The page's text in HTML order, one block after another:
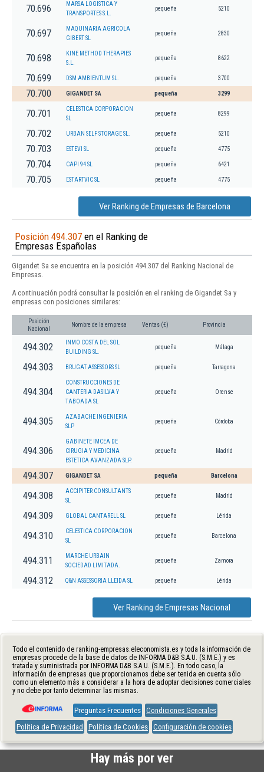
70.696
MARSA LOGISTICA Y
TRANSPORTES S.L.
pequeña 5210
70.697
MAQUINARIA AGRICOLA
GIBERT SL
pequeña 2830
70.698
KINE METHOD THERAPIES
S.L.
pequeña 8622
70.699 DSM AMBIENTUM SL. pequeña 3700
70.700 GIGANDET SA pequeña 3299
70.701
CELESTICA CORPORACION
SL
pequeña 8299
70.702 URBAN SELF STORAGE SL. pequeña 5210
70.703 ESTEVI SL pequeña 4775
70.704 CAPI 94 SL pequeña 6421
70.705 ESTARTVIC SL pequeña 4775
Ver Ranking de Empresas de Barcelona
Posición 494.307 en el Ranking de
Empresas Españolas
Gigandet Sa se encuentra en la posición 494.307 del Ranking Nacional de
Empresas.
A continuación podrá consultar la posición en el ranking de Gigandet Sa y
empresas con posiciones similares:
Posición
Nacional
Nombre de la empresa Ventas (€) Provincia
494.302
INMO COSTA DEL SOL
BUILDING SL.
pequeña Málaga
494.303 BRUGAT ASSESSORS SL pequeña Tarragona
494.304
CONSTRUCCIONES DE
CANTERIA DASILVA Y
TABOADA SL
pequeña Orense
494.305
AZABACHE INGENIERIA
SLP
pequeña Córdoba
494.306
GABINETE IMCEA DE
CIRUGIA Y MEDICINA
ESTETICA AVANZADA SLP.
pequeña Madrid
494.307 GIGANDET SA pequeña Barcelona
494.308
ACCIPITER CONSULTANTS
SL
pequeña Madrid
494.309 GLOBAL CANTARELL SL pequeña Lérida
494.310
CELESTICA CORPORACION
SL
pequeña Barcelona
494.311
MARCHE URBAIN
SOCIEDAD LIMITADA.
pequeña Zamora
494.312 Q&N ASSESSORIA LLEIDA SL pequeña Lérida
Ver Ranking de Empresas Nacional
Todo el contenido de ranking-empresas.eleconomista.es y toda la información de
empresas procede de la base de datos de INFORMA D&B S.A.U. (S.M.E.) y es
tratada y suministrada por INFORMA D&B S.A.U. (S.M.E.). En todo caso, la
información de empresas que proporcionamos debe ser tenida en cuenta sólo
como un elemento más a considerar a la hora de adoptar decisiones comerciales
y no debe por tanto determinar las mismas.
Preguntas Frecuentes Condiciones Generales
Política de Privacidad
Política de Cookies Configuración de cookies
Hay más por ver